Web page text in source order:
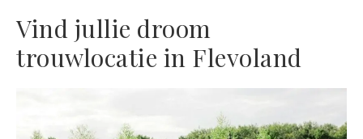
Vind jullie droom
trouwlocatie in Flevoland